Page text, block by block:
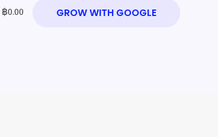
฿0.00 GROW WITH GOOGLE